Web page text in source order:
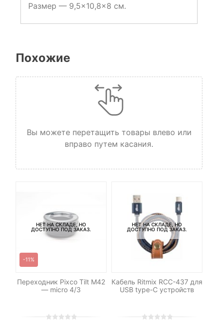
Размер — 9,5×10,8×8 см.
Похожие
Вы можете перетащить товары влево или
вправо путем касания.
НЕТ НА СКЛАДЕ, НО
ДОСТУПНО ПОД ЗАКАЗ.
-11%
Переходник Pixco Tilt M42
— micro 4/3
НЕТ НА СКЛАДЕ, НО
ДОСТУПНО ПОД ЗАКАЗ.
Кабель Ritmix RCC-437 для
USB type-C устройств